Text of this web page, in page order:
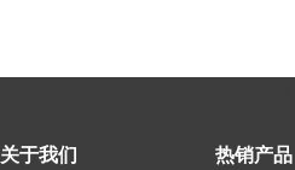
关于我们 热销产品